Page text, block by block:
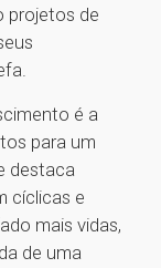
projetos de
é a
para um
destaca
cíclicas e
mais vidas,
de uma